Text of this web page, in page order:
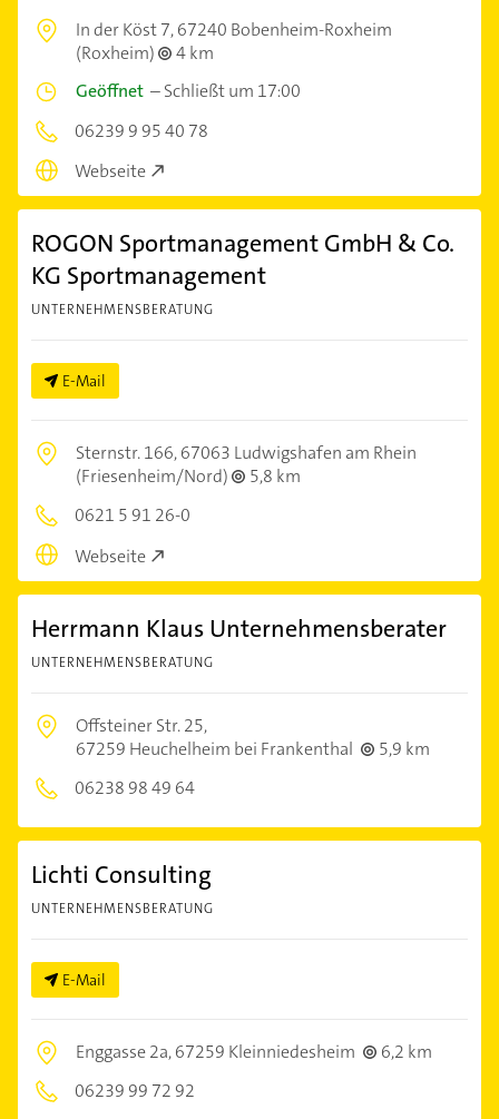
In der Köst 7,67240 Bobenheim-Roxheim
(Roxheim)
4 km
Geöffnet –Schließt um 17:00
06239 9 95 40 78
Webseite
ROGON Sportmanagement GmbH & Co.
KG Sportmanagement
UNTERNEHMENSBERATUNG
E-Mail
Sternstr. 166,67063 Ludwigshafen am Rhein
(Friesenheim/Nord)
5,8 km
0621 5 91 26-0
Webseite
Herrmann Klaus Unternehmensberater
UNTERNEHMENSBERATUNG
Offsteiner Str. 25,
67259 Heuchelheim bei Frankenthal
5,9 km
06238 98 49 64
Lichti Consulting
UNTERNEHMENSBERATUNG
E-Mail
Enggasse 2a,67259 Kleinniedesheim
6,2 km
06239 99 72 92